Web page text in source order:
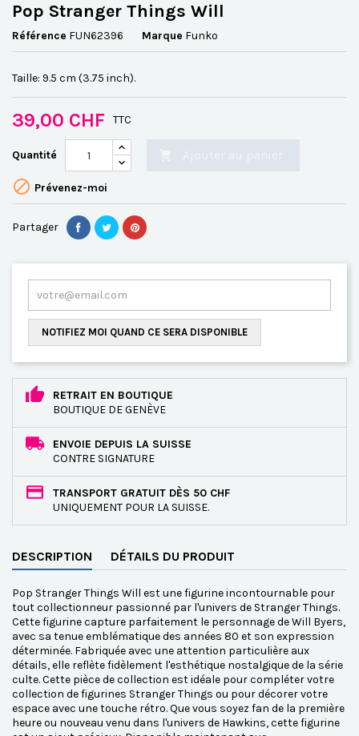
Pop Stranger Things Will
Référence FUN62396 Marque Funko
Taille: 9.5 cm (3.75 inch).
39,00 CHF TTC
Quantité
 Prévenez-moi
Partager
NOTIFIEZ MOI QUAND CE SERA DISPONIBLE
RETRAIT EN BOUTIQUE
BOUTIQUE DE GENÈVE
ENVOIE DEPUIS LA SUISSE
CONTRE SIGNATURE
TRANSPORT GRATUIT DÈS 50 CHF
UNIQUEMENT POUR LA SUISSE.
DESCRIPTION DÉTAILS DU PRODUIT
Pop Stranger Things Will est une figurine incontournable pour
tout collectionneur passionné par l'univers de Stranger Things.
Cette figurine capture parfaitement le personnage de Will Byers,
avec sa tenue emblématique des années 80 et son expression
déterminée. Fabriquée avec une attention particulière aux
détails, elle reflète fidèlement l'esthétique nostalgique de la série
culte. Cette pièce de collection est idéale pour compléter votre
collection de figurines Stranger Things ou pour décorer votre
espace avec une touche rétro. Que vous soyez fan de la première
heure ou nouveau venu dans l'univers de Hawkins, cette figurine